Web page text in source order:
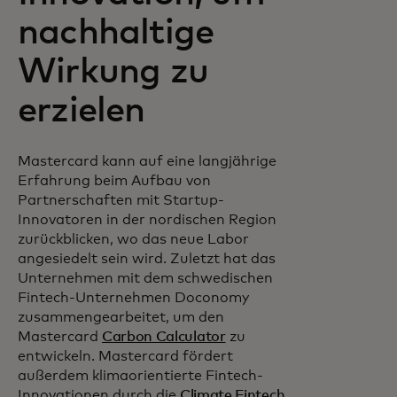
nachhaltige
Wirkung zu
erzielen
Mastercard kann auf eine langjährige
Erfahrung beim Aufbau von
Partnerschaften mit Startup-
Innovatoren in der nordischen Region
zurückblicken, wo das neue Labor
angesiedelt sein wird. Zuletzt hat das
Unternehmen mit dem schwedischen
Fintech-Unternehmen Doconomy
zusammengearbeitet, um den
Mastercard Carbon Calculatorzu
entwickeln. Mastercard fördert
außerdem klimaorientierte Fintech-